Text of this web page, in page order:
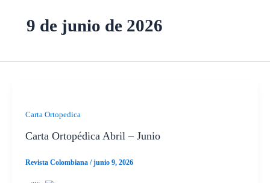
9 de junio de 2026
Carta Ortopedica
Carta Ortopédica Abril – Junio
Revista Colombiana /junio 9, 2026